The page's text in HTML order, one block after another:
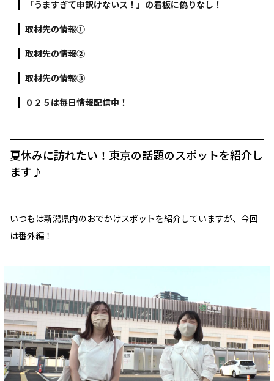
「うますぎて申訳けないス！」の看板に偽りなし！
取材先の情報①
取材先の情報②
取材先の情報③
０２５は毎日情報配信中！
夏休みに訪れたい！東京の話題のスポットを紹介し
ます♪
いつもは新潟県内のおでかけスポットを紹介していますが、今回
は番外編！